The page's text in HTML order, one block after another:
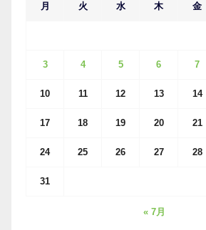
月 火 水 木 金
3 4 5 6 7
10 11 12 13 14
17 18 19 20 21
24 25 26 27 28
31
« 7月